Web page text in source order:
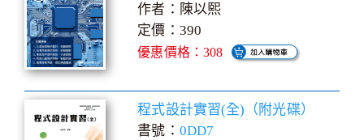
作者：陳以熙
定價：390
優惠價格：308
程式設計實習(全)（附光碟）
書號： 0DD7